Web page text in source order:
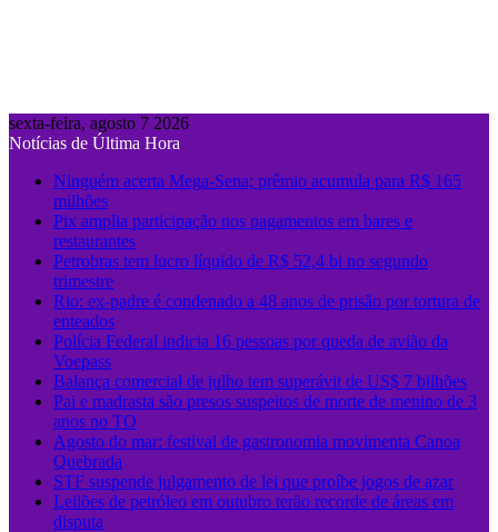
sexta-feira, agosto 7 2026
Notícias de Última Hora
Ninguém acerta Mega-Sena; prêmio acumula para R$ 165
milhões
Pix amplia participação nos pagamentos em bares e
restaurantes
Petrobras tem lucro líquido de R$ 52,4 bi no segundo
trimestre
Rio: ex-padre é condenado a 48 anos de prisão por tortura de
enteados
Polícia Federal indicia 16 pessoas por queda de avião da
Voepass
Balança comercial de julho tem superávit de US$ 7 bilhões
Pai e madrasta são presos suspeitos de morte de menino de 3
anos no TO
Agosto do mar: festival de gastronomia movimenta Canoa
Quebrada
STF suspende julgamento de lei que proíbe jogos de azar
Leilões de petróleo em outubro terão recorde de áreas em
disputa